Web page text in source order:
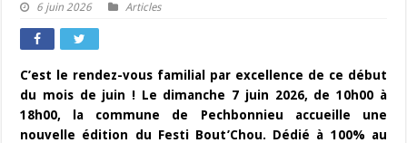
6 juin 2026 Articles
C’est le rendez-vous familial par excellence de ce début
du mois de juin ! Le dimanche 7 juin 2026, de 10h00 à
18h00, la commune de Pechbonnieu accueille une
nouvelle édition du Festi Bout’Chou. Dédié à 100% au